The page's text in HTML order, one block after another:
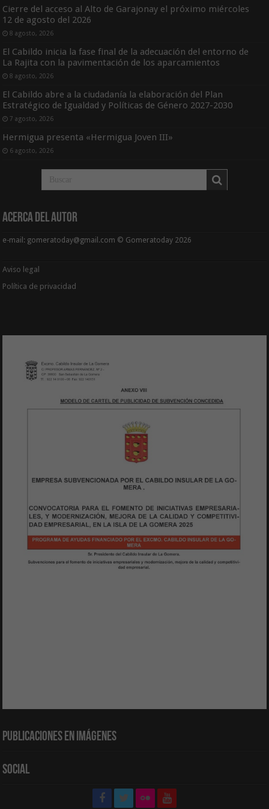
Cierre del acceso al Alto de Garajonay el próximo miércoles
12 de agosto del 2026
8 agosto, 2026
El Cabildo inicia la fase final de la adecuación del entorno de
La Rajita con la pavimentación de los aparcamientos
8 agosto, 2026
El Cabildo abre a la ciudadanía la elaboración del Plan
Estratégico de Igualdad y Políticas de Género 2027-2030
7 agosto, 2026
Hermigua presenta «Hermigua Joven III»
6 agosto, 2026
Acerca del Autor
e-mail: gomeratoday@gmail.com © Gomeratoday 2026
Aviso legal
Política de privacidad
Publicaciones en Imágenes
Social